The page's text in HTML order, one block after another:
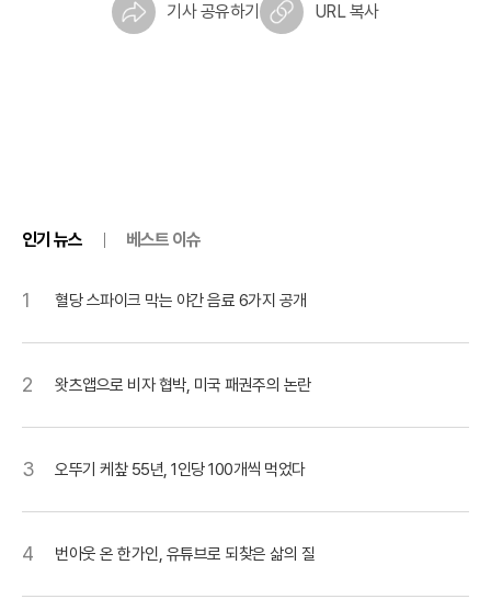
기사 공유하기 URL 복사
인기 뉴스 베스트 이슈
1 혈당 스파이크 막는 야간 음료 6가지 공개
2 왓츠앱으로 비자 협박, 미국 패권주의 논란
3 오뚜기 케챂 55년, 1인당 100개씩 먹었다
4 번아웃 온 한가인, 유튜브로 되찾은 삶의 질